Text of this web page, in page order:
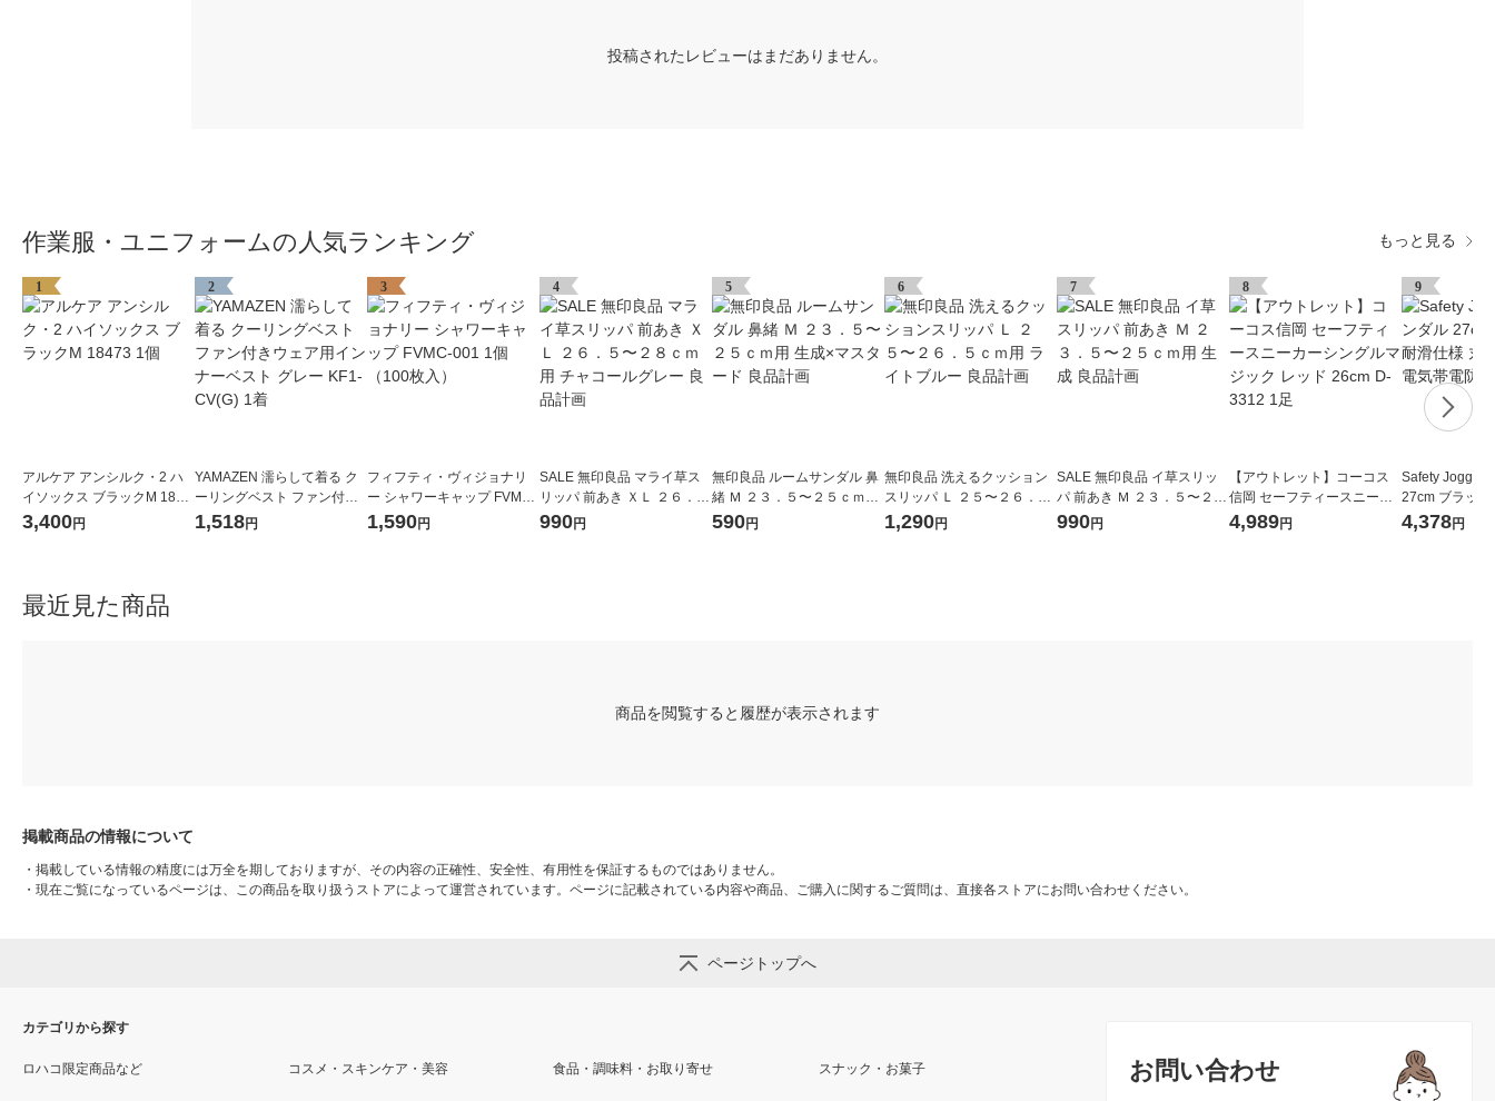
投稿されたレビューはまだありません。
作業服・ユニフォームの人気ランキング もっと見る
1
アルケア アンシルク・2 ハ
イソックス ブラックM 1847
3 1個
3,400円
2
YAMAZEN 濡らして着る ク
ーリングベスト ファン付き
ウェア用インナーベスト グ
レー KF1-CV(G) 1着
1,518円
3
フィフティ・ヴィジョナリ
ー シャワーキャップ FVMC-
001 1個（100枚入）
1,590円
4
SALE 無印良品 マライ草ス
リッパ 前あき ＸＬ ２６．
５〜２８ｃｍ用 チャコール
990円
5
無印良品 ルームサンダル 鼻
緒 Ｍ ２３．５〜２５ｃｍ用
生成×マスタード 良品計画
590円
6
無印良品 洗えるクッション
スリッパ Ｌ ２５〜２６．５
ｃｍ用 ライトブルー 良品計
画
1,290円
7
SALE 無印良品 イ草スリッ
パ 前あき Ｍ ２３．５〜２５
ｃｍ用 生成 良品計画
990円
8
【アウトレット】コーコス
信岡 セーフティースニーカ
ーシングルマジック レッド
26cm D-3312 1足
4,989円
9
Safety Jogger
27cm ブラック
洗い可能 静電
27.0
4,378円
最近見た商品
商品を閲覧すると履歴が表示されます
掲載商品の情報について
・ 掲載している情報の精度には万全を期しておりますが、その内容の正確性、安全性、有用性を保証するものではありません。
・ 現在ご覧になっているページは、この商品を取り扱うストアによって運営されています。ページに記載されている内容や商品、ご購入に関するご質問は、直接各ストアにお問い合わせください。
ページトップへ
お問い合わせ
カテゴリから探す
ロハコ限定商品など コスメ・スキンケア・美容 食品・調味料・お取り寄せ スナック・お菓子